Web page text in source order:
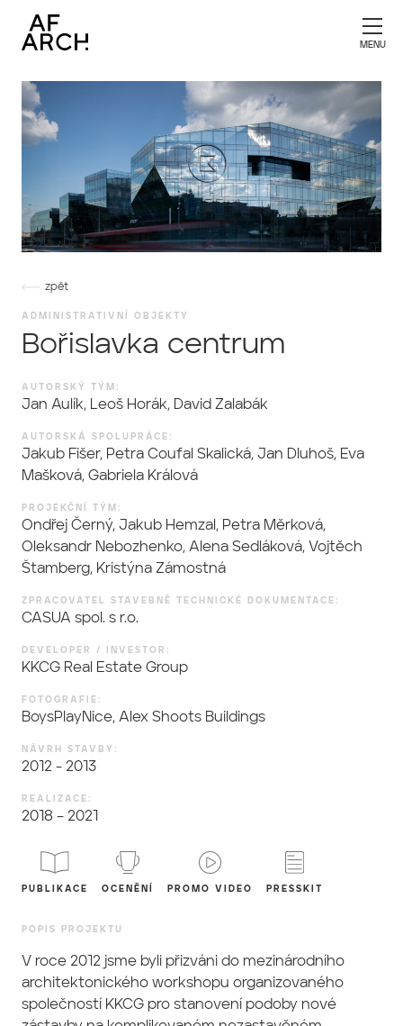
zpět
ADMINISTRATIVNÍ OBJEKTY
Bořislavka centrum
AUTORSKÝ TÝM:
Jan Aulík, Leoš Horák, David Zalabák
AUTORSKÁ SPOLUPRÁCE:
Jakub Fišer, Petra Coufal Skalická, Jan Dluhoš, Eva
Mašková, Gabriela Králová
PROJEKČNÍ TÝM:
Ondřej Černý, Jakub Hemzal, Petra Měrková,
Oleksandr Nebozhenko, Alena Sedláková, Vojtěch
Štamberg, Kristýna Zámostná
ZPRACOVATEL STAVEBNĚ TECHNICKÉ DOKUMENTACE:
CASUA spol. s r.o.
DEVELOPER / INVESTOR:
KKCG Real Estate Group
FOTOGRAFIE:
BoysPlayNice, Alex Shoots Buildings
NÁVRH STAVBY:
2012 - 2013
REALIZACE:
2018 – 2021
PUBLIKACE OCENĚNÍ PROMO VIDEO PRESSKIT
POPIS PROJEKTU
V roce 2012 jsme byli přizváni do mezinárodního
architektonického workshopu organizovaného
společností KKCG pro stanovení podoby nové